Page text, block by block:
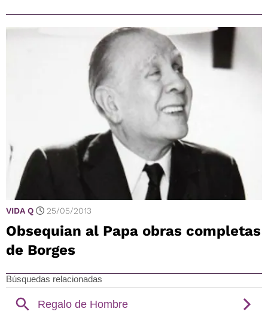
VIDA Q 25/05/2013
Obsequian al Papa obras completas
de Borges